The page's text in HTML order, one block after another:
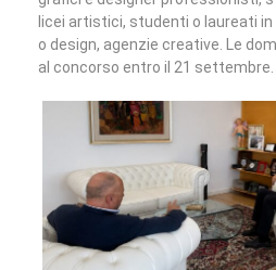
licei artistici, studenti o laureati
o design, agenzie creative. Le
al concorso entro il 21 settembre.